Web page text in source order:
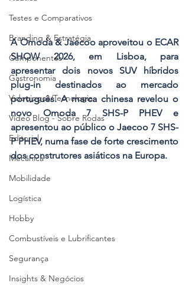
Testes e Comparativos
Branding & Estratégia
Componentes
Gastronomia
Videojogos/Tecnologia
Vídeo Blog - Sobre Rodas
Editorial
Mecânica
Mobilidade
Logística
Hobby
Combustíveis e Lubrificantes
Segurança
Insights & Negócios
A Omoda & Jaecoo aproveitou o ECAR
SHOW 2026, em Lisboa, para
apresentar dois novos SUV híbridos
plug-in destinados ao mercado
português. A marca chinesa revelou o
novo Omoda 7 SHS-P PHEV e
apresentou ao público o Jaecoo 7 SHS-
P PHEV, numa fase de forte crescimento
dos construtores asiáticos na Europa.